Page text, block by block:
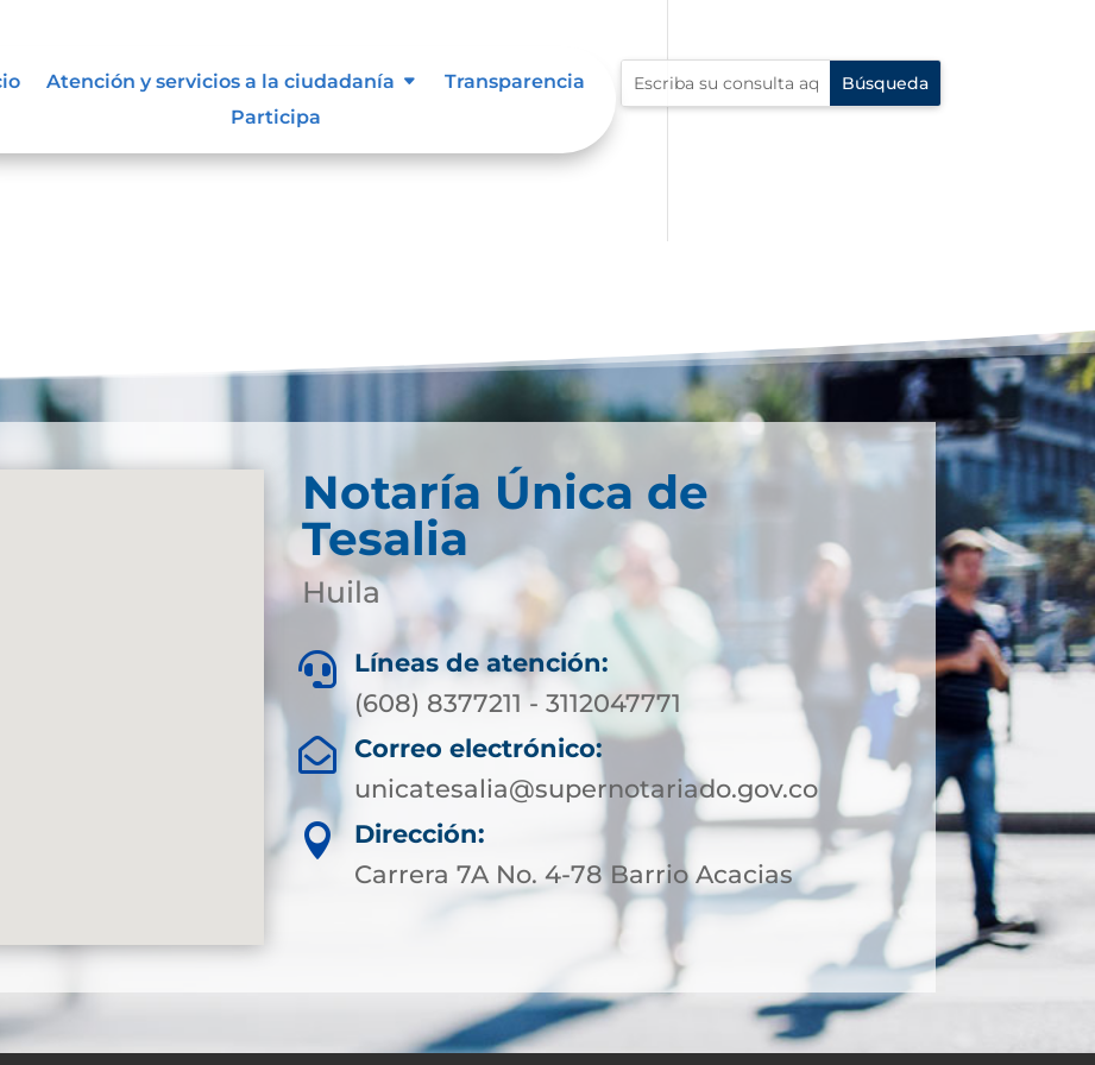
Atención y servicios a la ciudadanía
Transparencia
Participa
vigentes exigidos por los entes
o internos.
Notaría Única de
Tesalia
Huila

Líneas de atención:
(608) 8377211 - 3112047771

Correo electrónico:
unicatesalia@supernotariado.gov.co

Dirección:
Carrera 7A No. 4-78 Barrio Acacias